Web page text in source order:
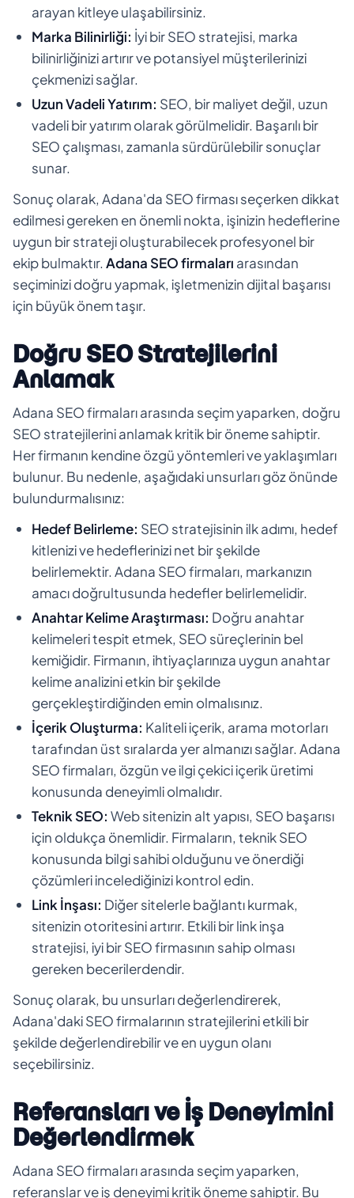
arayan kitleye ulaşabilirsiniz.
Marka Bilinirliği: İyi bir SEO stratejisi, marka
bilinirliğinizi artırır ve potansiyel müşterilerinizi
çekmenizi sağlar.
Uzun Vadeli Yatırım: SEO, bir maliyet değil, uzun
vadeli bir yatırım olarak görülmelidir. Başarılı bir
SEO çalışması, zamanla sürdürülebilir sonuçlar
sunar.
Sonuç olarak, Adana'da SEO firması seçerken dikkat
edilmesi gereken en önemli nokta, işinizin hedeflerine
uygun bir strateji oluşturabilecek profesyonel bir
ekip bulmaktır. Adana SEO firmaları arasından
seçiminizi doğru yapmak, işletmenizin dijital başarısı
için büyük önem taşır.
Doğru SEO Stratejilerini
Anlamak
Adana SEO firmaları arasında seçim yaparken, doğru
SEO stratejilerini anlamak kritik bir öneme sahiptir.
Her firmanın kendine özgü yöntemleri ve yaklaşımları
bulunur. Bu nedenle, aşağıdaki unsurları göz önünde
bulundurmalısınız:
Hedef Belirleme: SEO stratejisinin ilk adımı, hedef
kitlenizi ve hedeflerinizi net bir şekilde
belirlemektir. Adana SEO firmaları, markanızın
amacı doğrultusunda hedefler belirlemelidir.
Anahtar Kelime Araştırması: Doğru anahtar
kelimeleri tespit etmek, SEO süreçlerinin bel
kemiğidir. Firmanın, ihtiyaçlarınıza uygun anahtar
kelime analizini etkin bir şekilde
gerçekleştirdiğinden emin olmalısınız.
İçerik Oluşturma: Kaliteli içerik, arama motorları
tarafından üst sıralarda yer almanızı sağlar. Adana
SEO firmaları, özgün ve ilgi çekici içerik üretimi
konusunda deneyimli olmalıdır.
Teknik SEO: Web sitenizin alt yapısı, SEO başarısı
için oldukça önemlidir. Firmaların, teknik SEO
konusunda bilgi sahibi olduğunu ve önerdiği
çözümleri incelediğinizi kontrol edin.
Link İnşası: Diğer sitelerle bağlantı kurmak,
sitenizin otoritesini artırır. Etkili bir link inşa
stratejisi, iyi bir SEO firmasının sahip olması
gereken becerilerdendir.
Sonuç olarak, bu unsurları değerlendirerek,
Adana'daki SEO firmalarının stratejilerini etkili bir
şekilde değerlendirebilir ve en uygun olanı
seçebilirsiniz.
Referansları ve İş Deneyimini
Değerlendirmek
Adana SEO firmaları arasında seçim yaparken,
referanslar ve iş deneyimi kritik öneme sahiptir. Bu